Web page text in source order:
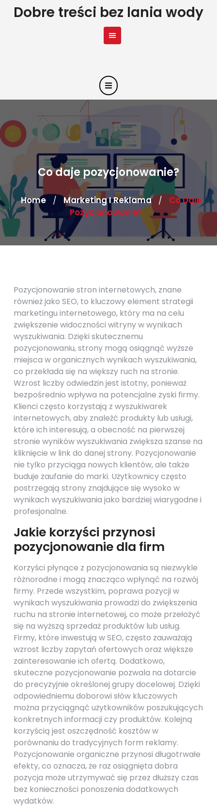
SkipDobre treści bez lania wody
Co daje pozycjonowanie?
Home / Marketing I Reklama /
Co Daje
Pozycjonowanie?
Pozycjonowanie stron internetowych, znane
również jako SEO, to kluczowy element strategii
marketingu internetowego, który ma na celu
zwiększenie widoczności witryny w wynikach
wyszukiwania. Dzięki skutecznemu
pozycjonowaniu, strony mogą osiągnąć wyższe
miejsca w organicznych wynikach wyszukiwania,
co przekłada się na większy ruch na stronie.
Wzrost liczby odwiedzin jest istotny, ponieważ
bezpośrednio wpływa na potencjalne zyski firmy.
Klienci często korzystają z wyszukiwarek
internetowych, aby znaleźć produkty lub usługi,
które ich interesują, a obecność na pierwszej
stronie wyników wyszukiwania zwiększa szanse na
kliknięcie w link do danej strony. Pozycjonowanie
nie tylko przyciąga nowych klientów, ale także
buduje zaufanie do marki. Użytkownicy często
postrzegają strony znajdujące się wysoko w
wynikach wyszukiwania jako bardziej wiarygodne i
profesjonalne.
Jakie korzyści przynosi
pozycjonowanie dla firm
Korzyści płynące z pozycjonowania są niezwykle
różnorodne i mogą znacząco wpłynąć na rozwój
firmy. Przede wszystkim, poprawa pozycji w
wynikach wyszukiwania prowadzi do zwiększenia
ruchu na stronie internetowej, co może przełożyć
się na wyższą sprzedaż produktów lub usług.
Firmy, które inwestują w SEO, często zauważają
wzrost liczby zapytań ofertowych oraz większe
zainteresowanie ich ofertą. Dodatkowo,
skuteczne pozycjonowanie pozwala na dotarcie
do precyzyjnie określonej grupy docelowej. Dzięki
odpowiedniemu doborowi słów kluczowych
można przyciągnąć użytkowników poszukujących
konkretnych informacji czy produktów. Kolejną
korzyścią jest oszczędność kosztów w
porównaniu do tradycyjnych form reklamy.
Pozycjonowanie organiczne przynosi długotrwałe
efekty, co oznacza, że raz osiągnięta dobra
pozycja może utrzymywać się przez dłuższy czas
bez konieczności ponoszenia dodatkowych
wydatków.